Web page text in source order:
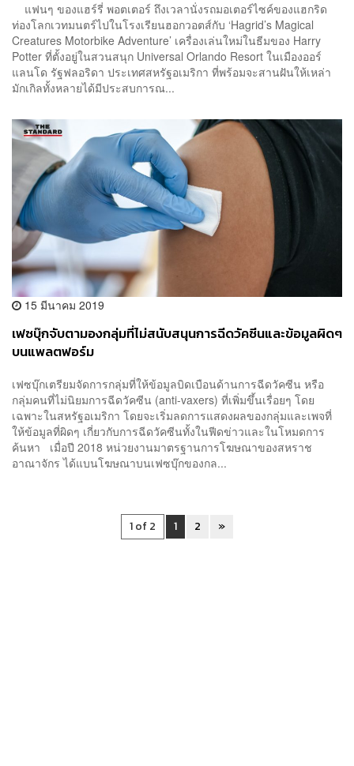
แฟนๆ ของแฮร์รี่ พอตเตอร์ ถึงเวลานั่งรถมอเตอร์ไซค์ของแฮกริด
ท่องโลกเวทมนตร์ไปในโรงเรียนฮอกวอตส์กับ ‘Hagrid’s Magical
Creatures Motorbike Adventure’ เครื่องเล่นใหม่ในธีมของ Harry
Potter ที่ตั้งอยู่ในสวนสนุก Universal Orlando Resort ในเมืองออร์
แลนโด รัฐฟลอริดา ประเทศสหรัฐอเมริกา ที่พร้อมจะสานฝันให้เหล่า
มักเกิลทั้งหลายได้มีประสบการณ...
15 มีนาคม 2019
เฟซบุ๊กจับตามองกลุ่มที่ไม่สนับสนุนการฉีดวัคซีนและข้อมูลผิดๆ
บนแพลตฟอร์ม
เฟซบุ๊กเตรียมจัดการกลุ่มที่ให้ข้อมูลบิดเบือนด้านการฉีดวัคซีน หรือ
กลุ่มคนที่ไม่นิยมการฉีดวัคซีน (anti-vaxers) ที่เพิ่มขึ้นเรื่อยๆ โดย
เฉพาะในสหรัฐอเมริกา โดยจะเริ่มลดการแสดงผลของกลุ่มและเพจที่
ให้ข้อมูลที่ผิดๆ เกี่ยวกับการฉีดวัคซีนทั้งในฟีดข่าวและในโหมดการ
ค้นหา เมื่อปี 2018 หน่วยงานมาตรฐานการโฆษณาของสหราช
อาณาจักร ได้แบนโฆษณาบนเฟซบุ๊กของกล...
1 of 2 1 2 »